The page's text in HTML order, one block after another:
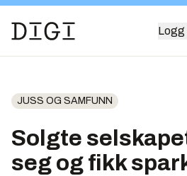
Logg
JUSS OG SAMFUNN
Solgte
seg og fikk